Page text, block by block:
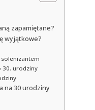
zapamiętane?
wyjątkowe?
30. urodziny
na 30 urodziny